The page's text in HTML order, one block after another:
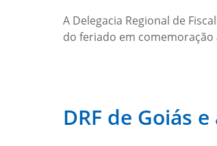
A Delegacia Regional de
do feriado em comemoração
DRF de Goiás